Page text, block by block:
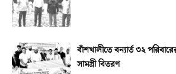
বাঁশখালীতে বন্যার্ত ৩২
সামগ্রী বিতরণ